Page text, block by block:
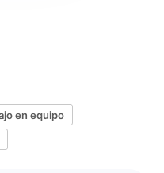
en equipo